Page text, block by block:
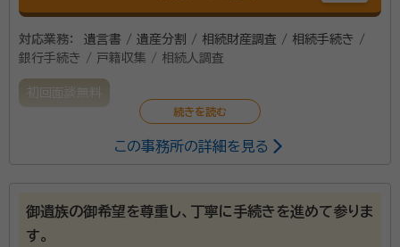
対応業務：
遺言書 / 遺産分割 / 相続財産調査 / 相続手続き /
銀行手続き / 戸籍収集 / 相続人調査
初回面談無料
この事務所の詳細を見る
御遺族の御希望を尊重し、丁寧に手続きを進めて参りま
す。